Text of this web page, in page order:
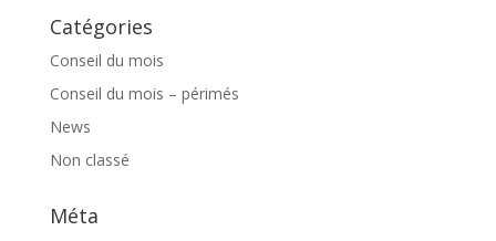
Catégories
Conseil du mois
Conseil du mois – périmés
News
Non classé
Méta